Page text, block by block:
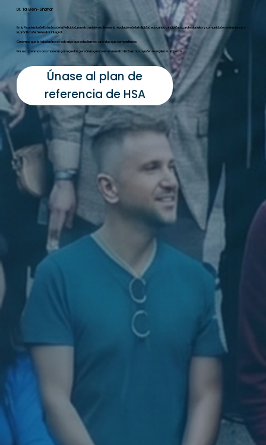
Dr. Tal Ben-Shahar
En la Academia de Estudios de la Felicidad, nuestra misión es liderar la revolución de la felicidad educando a individuos, profesionales y comunidades en la ciencia y
la práctica del bienestar integral.
Creemos que la felicidad no es solo algo que estudiamos, sino algo que compartimos.
Por eso creamos dos maneras para que las personas que creen en nuestro trabajo nos ayuden a ampliar su impacto.
Únase al plan de
referencia de HSA